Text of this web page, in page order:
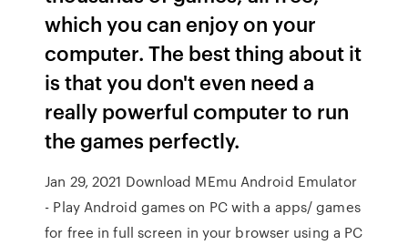
which you can enjoy on your
computer. The best thing about it
is that you don't even need a
really powerful computer to run
the games perfectly.
Jan 29, 2021 Download MEmu Android Emulator
- Play Android games on PC with a apps/ games
for free in full screen in your browser using a PC